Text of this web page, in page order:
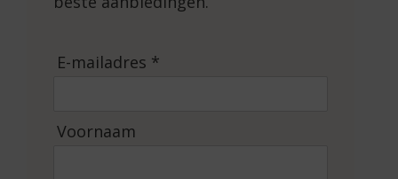
E-mailadres *
Voornaam